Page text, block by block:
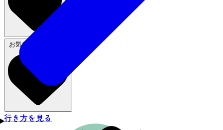
お気に入りから削除
行き方を見る